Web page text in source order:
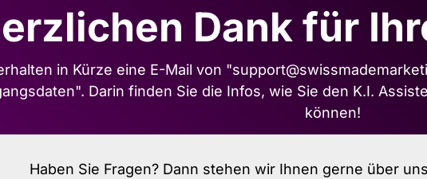
Dank für
in Kürze eine E-Mail von
Darin finden Sie die Infos, wie Sie den K.I.
können!
Haben Sie Fragen? Dann stehen wir Ihnen gerne über